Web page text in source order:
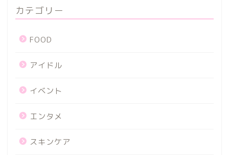
カテゴリー
FOOD
アイドル
イベント
エンタメ
スキンケア